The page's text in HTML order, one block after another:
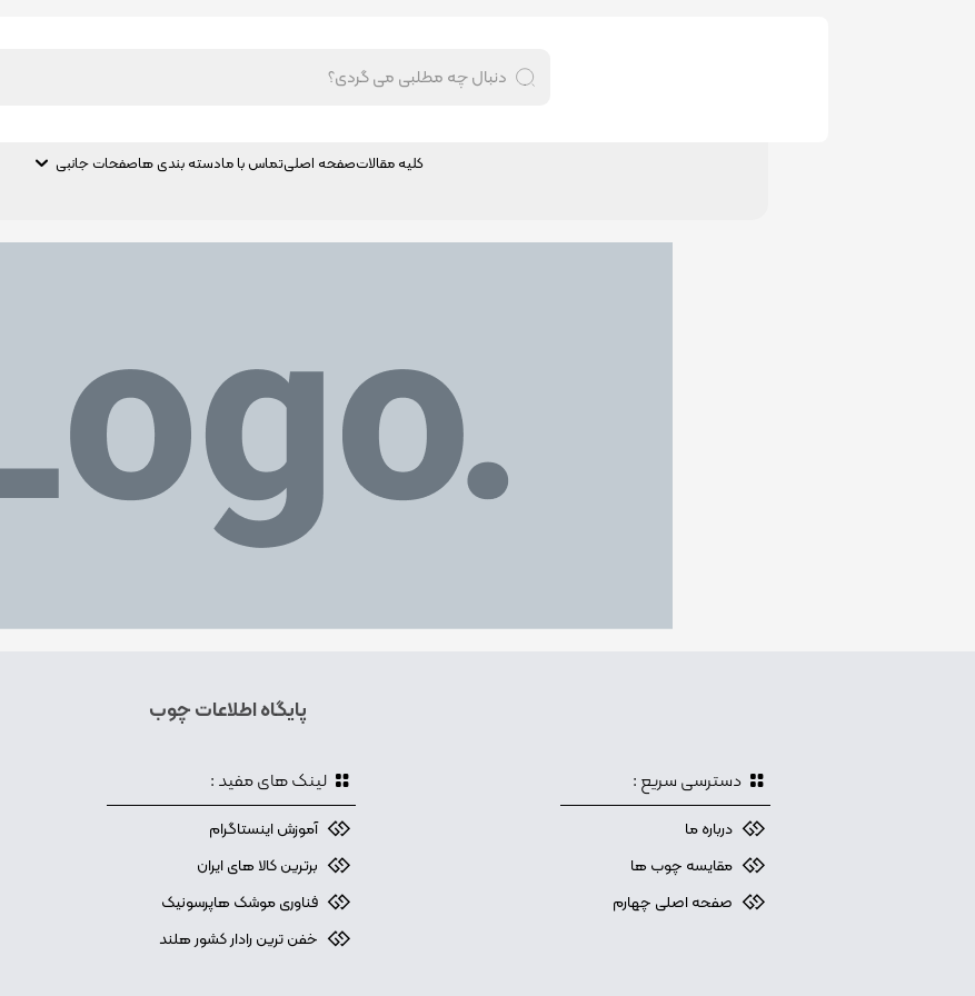
کلیه مقالاتصفحه اصلیتماس با مادسته بندی هاصفحات جانبی
پایگاه اطلاعات چوب
دسترسی سریع :
درباره ما
مقایسه چوب ها
صفحه اصلی چهارم
لینک های مفید :
آموزش اینستاگرام
برترین کالا های ایران
فناوری موشک هاپرسونیک
خفن ترین رادار کشور هلند